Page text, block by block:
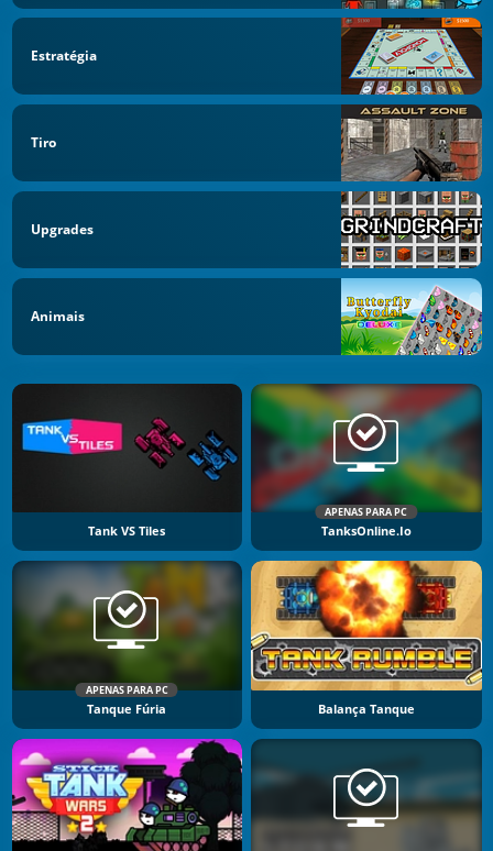
Estratégia
Tiro
Upgrades
Animais
Tank VS Tiles
APENAS PARA PC
TanksOnline.io
APENAS PARA PC
Tanque Fúria Balança Tanque